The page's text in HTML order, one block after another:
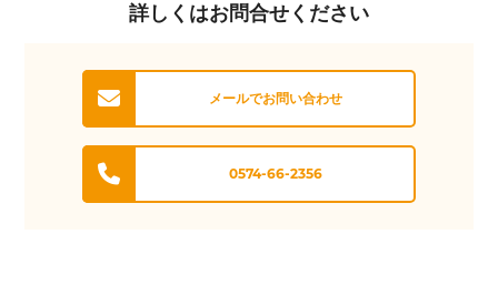
詳しくはお問合せください
メールでお問い合わせ
0574-66-2356